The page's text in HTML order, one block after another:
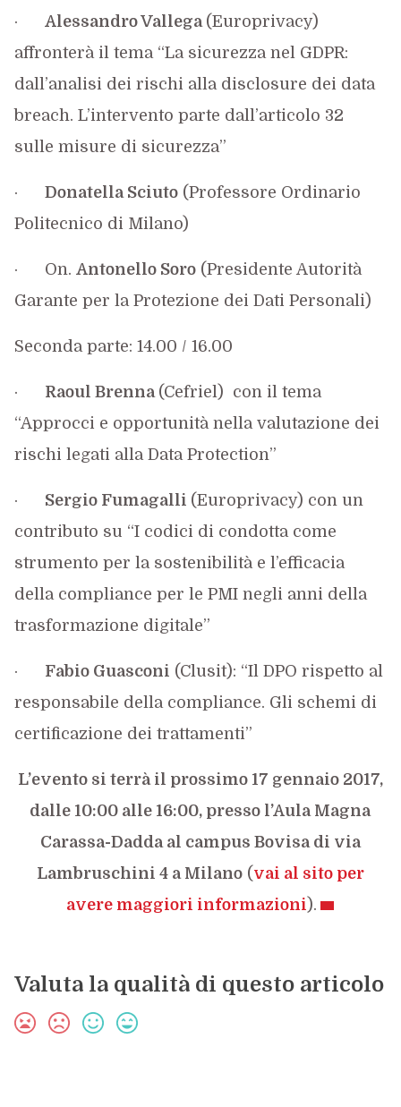
· Alessandro Vallega (Europrivacy)
affronterà il tema “La sicurezza nel GDPR:
dall’analisi dei rischi alla disclosure dei data
breach. L’intervento parte dall’articolo 32
sulle misure di sicurezza”
· Donatella Sciuto(Professore Ordinario
Politecnico di Milano)
· On. Antonello Soro(Presidente Autorità
Garante per la Protezione dei Dati Personali)
Seconda parte: 14.00 / 16.00
· Raoul Brenna (Cefriel) con il tema
“Approcci e opportunità nella valutazione dei
rischi legati alla Data Protection”
· Sergio Fumagalli (Europrivacy) con un
contributo su “I codici di condotta come
strumento per la sostenibilità e l’efficacia
della compliance per le PMI negli anni della
trasformazione digitale”
· Fabio Guasconi (Clusit): “Il DPO rispetto al
responsabile della compliance. Gli schemi di
certificazione dei trattamenti”
L’evento si terrà il prossimo 17 gennaio 2017,
dalle 10:00 alle 16:00, presso l’Aula Magna
Carassa-Dadda al campus Bovisa di via
Lambruschini 4 a Milano(vai al sito per
avere maggiori informazioni).
Valuta la qualità di questo articolo